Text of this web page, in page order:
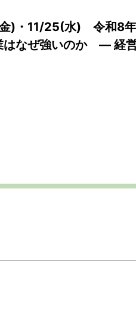
)・11/25(水) 令和8
はなぜ強いのか ― 経